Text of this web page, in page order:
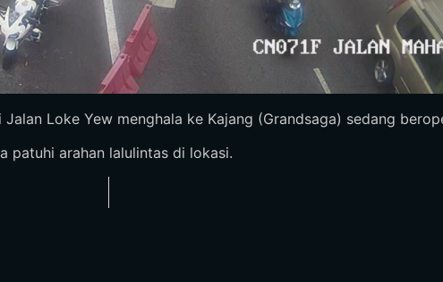
Loke Yew menghala ke Kajang (Grandsaga) sedang
patuhi arahan lalulintas di lokasi.